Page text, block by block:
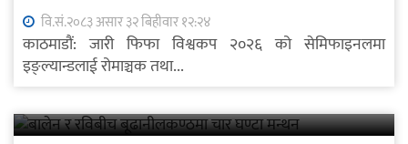
वि.सं.२०८३ असार ३२ बिहीवार १२:२४
काठमाडौं: जारी फिफा विश्वकप २०२६ को सेमिफाइनलमा
इङ्ल्यान्डलाई रोमाञ्चक तथा...